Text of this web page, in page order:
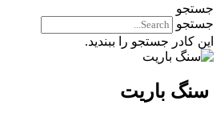
جستجو
جستجو
این کادر جستجو را ببندید.
سنگ باریت